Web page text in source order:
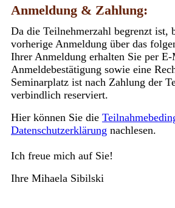
Anmeldung & Zahlung:
Da die Teilnehmerzahl begrenzt ist,
vorherige Anmeldung über das
Ihrer Anmeldung erhalten Sie per
Anmeldebestätigung sowie eine
Seminarplatz ist nach Zahlung der
verbindlich reserviert.
Hier können Sie die
Datenschutzerklärung nachlesen.
Ich freue mich auf Sie!
Ihre Mihaela Sibilski